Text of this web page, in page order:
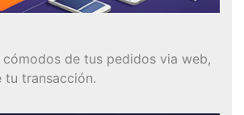
de tus pedidos via web,
transacción.